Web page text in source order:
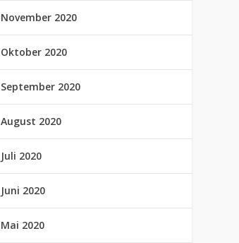
November 2020
Oktober 2020
September 2020
August 2020
Juli 2020
Juni 2020
Mai 2020